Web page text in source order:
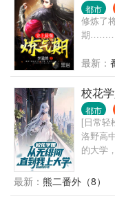
都市
修炼了
期
最新：
校花
都市
[日常轻
洛野高
的大学
想到
竟然
最新： 熊二番外（8）